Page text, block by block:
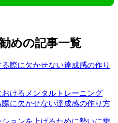
めの記事一覧
けるメンタルトレーニング
に欠かせない達成感の作り方